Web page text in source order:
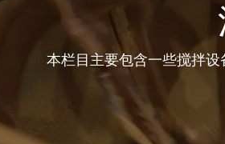
本栏目主要包含一些搅拌设